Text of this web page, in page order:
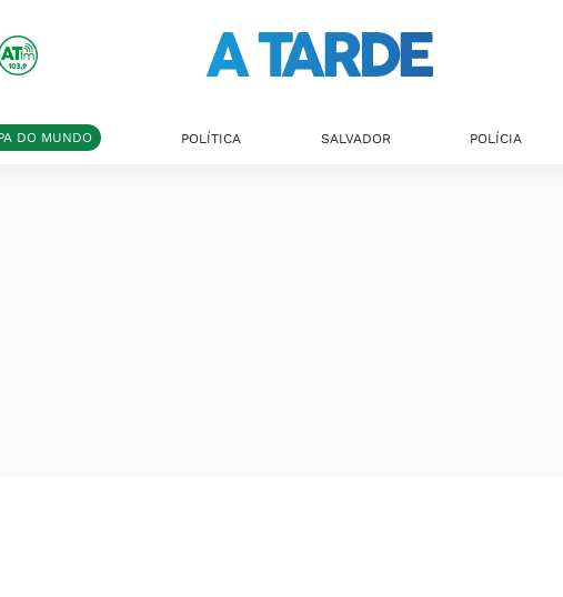
DO MUNDO POLÍTICA SALVADOR POLÍCIA